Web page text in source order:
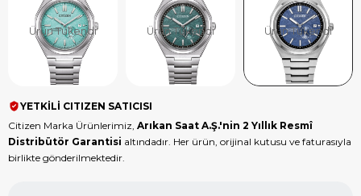
Ürün Tükendi Ürün Tükendi Ürün Tükendi
YETKİLİ CITIZEN SATICISI
Citizen Marka Ürünlerimiz, Arıkan Saat A.Ş.'nin 2 Yıllık Resmî
Distribütör Garantisi altındadır. Her ürün, orijinal kutusu ve faturasıyla
birlikte gönderilmektedir.